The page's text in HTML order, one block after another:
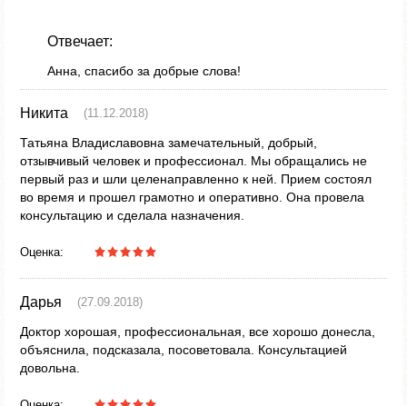
Отвечает:
Анна, спасибо за добрые слова!
Никита (11.12.2018)
Татьяна Владиславовна замечательный, добрый,
отзывчивый человек и профессионал. Мы обращались не
первый раз и шли целенаправленно к ней. Прием состоял
во время и прошел грамотно и оперативно. Она провела
консультацию и сделала назначения.
Оценка:
Дарья (27.09.2018)
Доктор хорошая, профессиональная, все хорошо донесла,
объяснила, подсказала, посоветовала. Консультацией
довольна.